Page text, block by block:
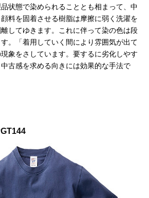
状態で染められることとも相まって、中
料を固着させる樹脂は摩擦に弱く洗濯を
してゆきます。これに伴って染の色は段
。「着用していく間により雰囲気が出て
象をさしています。要するに劣化しやす
古感を求める向きには効果的な手法で